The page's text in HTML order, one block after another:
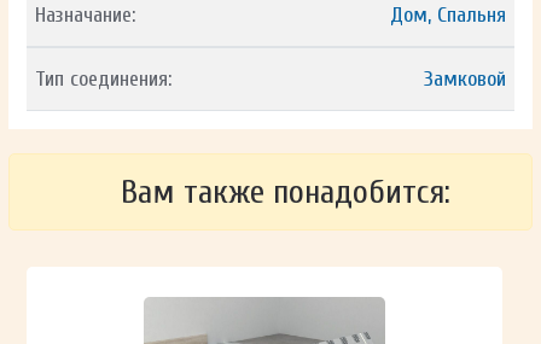
Назначание: Дом, Спальня
Тип соединения: Замковой
Вам также понадобится: